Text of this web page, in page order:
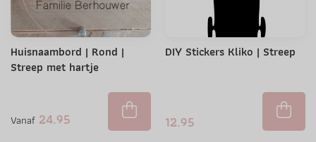
Huisnaambord | Rond |
Streep met hartje
Vanaf 24.95
DIY Stickers Kliko | Streep
12.95